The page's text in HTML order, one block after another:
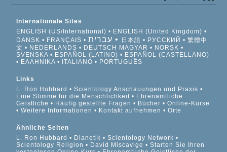
Internationale Sites
ENGLISH (US/International)
ENGLISH (United Kingdom)
DANSK
FRANÇAIS עברית 日本語 РУССКИЙ
繁體中
文
NEDERLANDS DEUTSCH MAGYAR
NORSK
SVENSKA
ESPAÑOL (LATINO)
ESPAÑOL (CASTELLANO)
ΕΛΛΗΝΙΚA
ITALIANO PORTUGUÊS
Links
L. Ron Hubbard
Scientology Anschauungen und Praxis
Eine Stimme für die Menschlichkeit
Ehrenamtliche
Geistliche
Häufig gestellte Fragen Bücher
Online-Kurse
Weitere Informationen
Kontakt aufnehmen Orte
Ähnliche Seiten
L. Ron Hubbard
Dianetik
Scientology Network
Scientology Religion
David Miscavige
Starten Sie Ihren